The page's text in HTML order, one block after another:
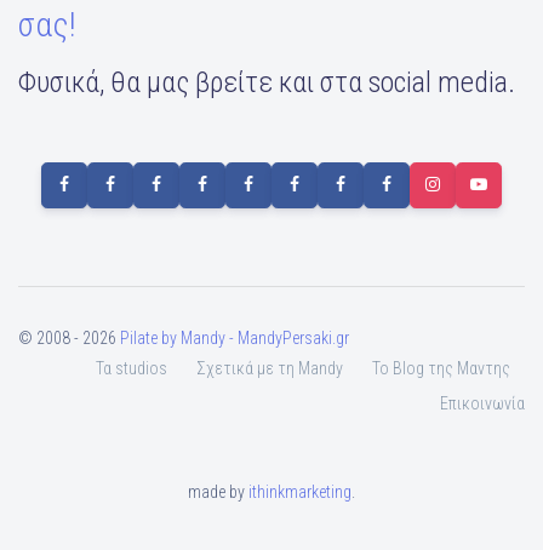
σας!
Φυσικά, θα μας βρείτε και στα social media.
© 2008 - 2026 Pilate by Mandy - MandyPersaki.gr
Τα studios
Σχετικά με τη Mandy
To Blog της Μαντης
Επικοινωνία
made by ithinkmarketing